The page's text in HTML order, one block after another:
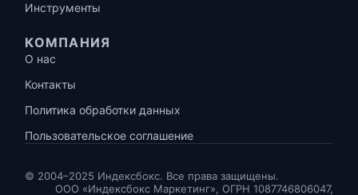
Инструменты
КОМПАНИЯ
О нас
Контакты
Политика обработки данных
Пользовательское соглашение
© 2004–2025 Индексбокс. Все права защищены.
ООО «Индексбокс Маркетинг», ОГРН 1087746806047,